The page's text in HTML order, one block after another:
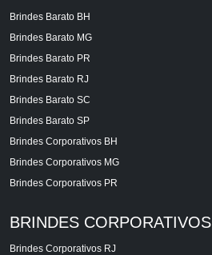
Brindes Barato BH
Brindes Barato MG
Brindes Barato PR
Brindes Barato RJ
Brindes Barato SC
Brindes Barato SP
Brindes Corporativos BH
Brindes Corporativos MG
Brindes Corporativos PR
BRINDES CORPORATIVOS
Brindes Corporativos RJ